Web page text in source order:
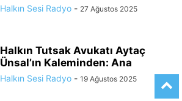
Halkın Sesi Radyo - 27 Ağustos 2025
Halkın Tutsak Avukatı Aytaç
Ünsal’ın Kaleminden: Ana
Halkın Sesi Radyo - 19 Ağustos 2025